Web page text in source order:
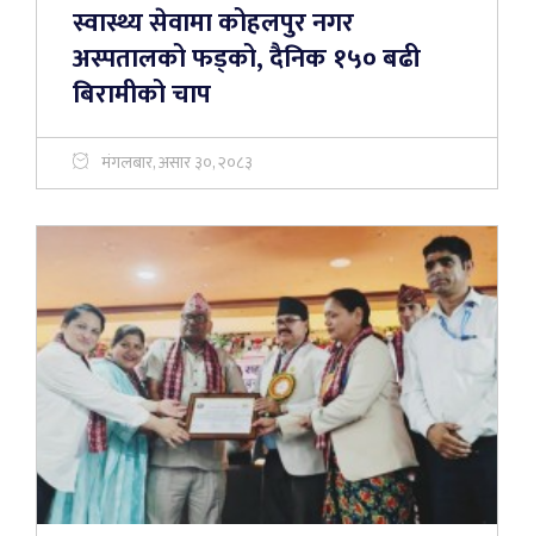
स्वास्थ्य सेवामा कोहलपुर नगर
अस्पतालको फड्को, दैनिक १५० बढी
बिरामीको चाप
मंगलबार, असार ३०, २०८३